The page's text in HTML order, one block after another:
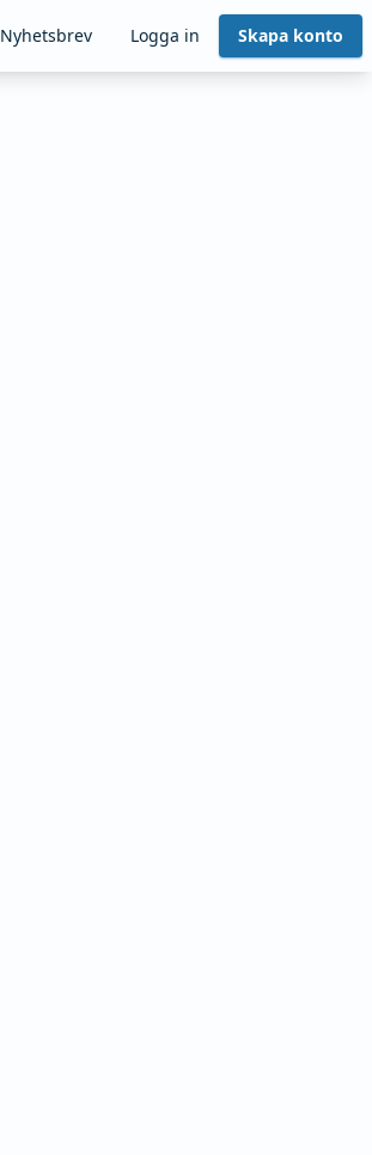
Nyhetsbrev Logga in Skapa konto